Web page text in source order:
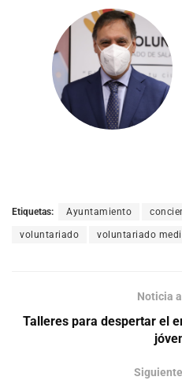
Etiquetas: Ayuntamiento
voluntariado voluntariado
Noticia
Talleres para despertar el